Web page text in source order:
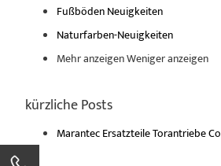
Fußböden Neuigkeiten
Naturfarben-Neuigkeiten
Mehr anzeigenWeniger anzeigen
kürzliche Posts
Marantec Ersatzteile Torantriebe